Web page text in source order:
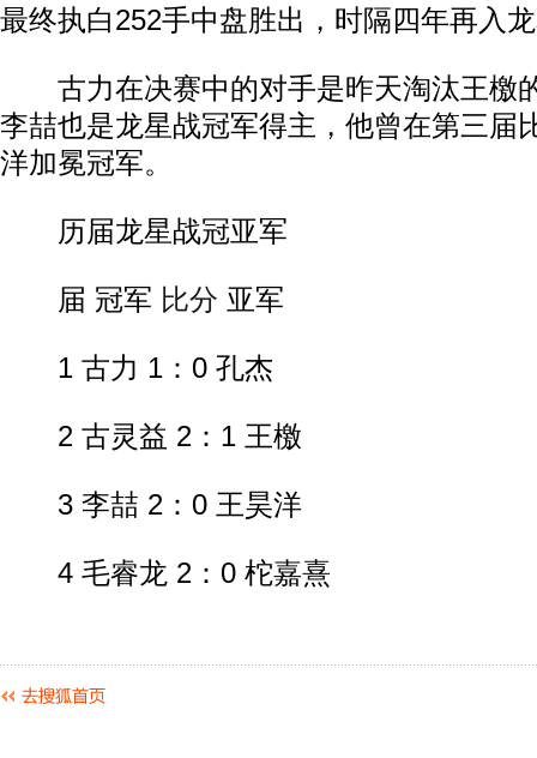
最终执白252手中盘胜出，时隔四年再入
古力在决赛中的对手是昨天淘汰王檄
李喆也是龙星战冠军得主，他曾在第三届
洋加冕冠军。
历届龙星战冠亚军
届 冠军 比分 亚军
1 古力 1：0 孔杰
2 古灵益 2：1 王檄
3 李喆 2：0 王昊洋
4 毛睿龙 2：0 柁嘉熹